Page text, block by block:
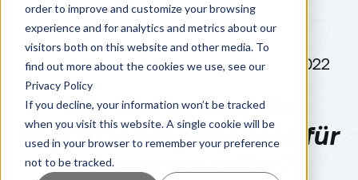
order to improve and customize your browsing
experience and for analytics and metrics about our
visitors both on this website and other media. To
find out more about the cookies we use, see our
Privacy Policy
If you decline, your information won’t be tracked
when you visit this website. A single cookie will be
used in your browser to remember your preference
not to be tracked.
FANNY KUHN JUNI 23, 2022
Wie viel kosten die
Registrierungsdienste für
Rennveranstalter?